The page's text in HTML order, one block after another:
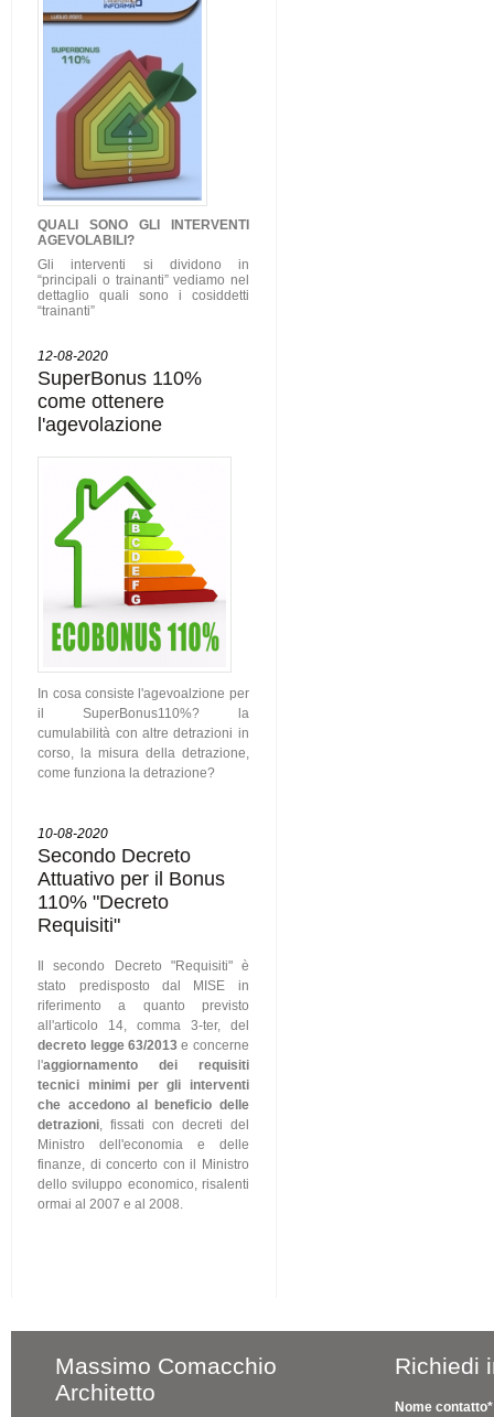
QUALI SONO GLI
INTERVENTI
AGEVOLABILI?
Gli interventi si dividono in
“principali o trainanti” vediamo nel
dettaglio quali sono i cosiddetti
“trainanti”
12-08-2020
SuperBonus 110%
come ottenere
l'agevolazione
In cosa consiste l'agevoalzione per
il SuperBonus110%? la
cumulabilità con altre detrazioni in
corso, la misura della detrazione,
come funziona la detrazione?
10-08-2020
Secondo Decreto
Attuativo per il Bonus
110% "Decreto
Requisiti"
Il secondo Decreto "Requisiti" è
stato predisposto dal MISE in
riferimento a quanto previsto
all'articolo 14, comma 3-ter, del
decreto legge 63/2013 e concerne
l'aggiornamento dei requisiti
tecnici minimi per gli interventi
che accedono al beneficio delle
detrazioni, fissati con decreti del
Ministro dell'economia e delle
finanze, di concerto con il Ministro
dello sviluppo economico, risalenti
ormai al 2007 e al 2008.
Massimo Comacchio
Architetto
Richiedi
Nome